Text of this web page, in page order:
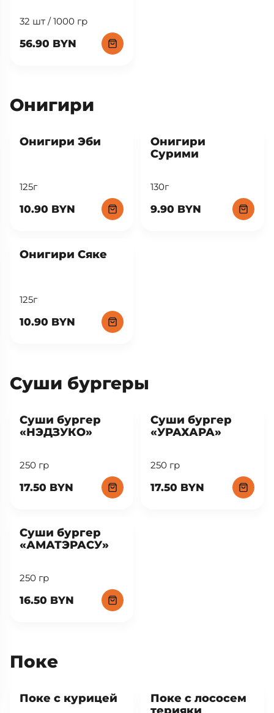
32 шт / 1000 гр
56.90 BYN
Онигири
Онигири Эби
125г
10.90 BYN
Онигири
Сурими
130г
9.90 BYN
Онигири Сяке
125г
10.90 BYN
Суши бургеры
Суши бургер
«НЭДЗУКО»
250 гр
17.50 BYN
Суши бургер
«УРАХАРА»
250 гр
17.50 BYN
Суши бургер
«АМАТЭРАСУ»
250 гр
16.50 BYN
Поке
Поке с курицей
Поке с лососем